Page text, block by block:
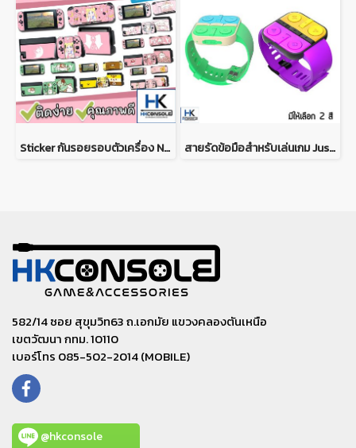
Sticker กันรอยรอบตัวเครื่อง Nintendo Switch ติดรอบตัวเครื่อง หน้า+หลัง ติดกันรอย Dock ครบชุด *ลายที่21-40* สายรัดข้อมือสำหรับเล่นเกม Just dance บน Nintendo Switch IINE Watch-Shaped Wireless Controller for Switch Just Dance Game
582/14 ซอย สุขุมวิท63 ถ.เอกมัย แขวงคลองตันเหนือ
เขตวัฒนา กทม. 10110
เบอร์โทร 085-502-2014 (MOBILE)
@hkconsole